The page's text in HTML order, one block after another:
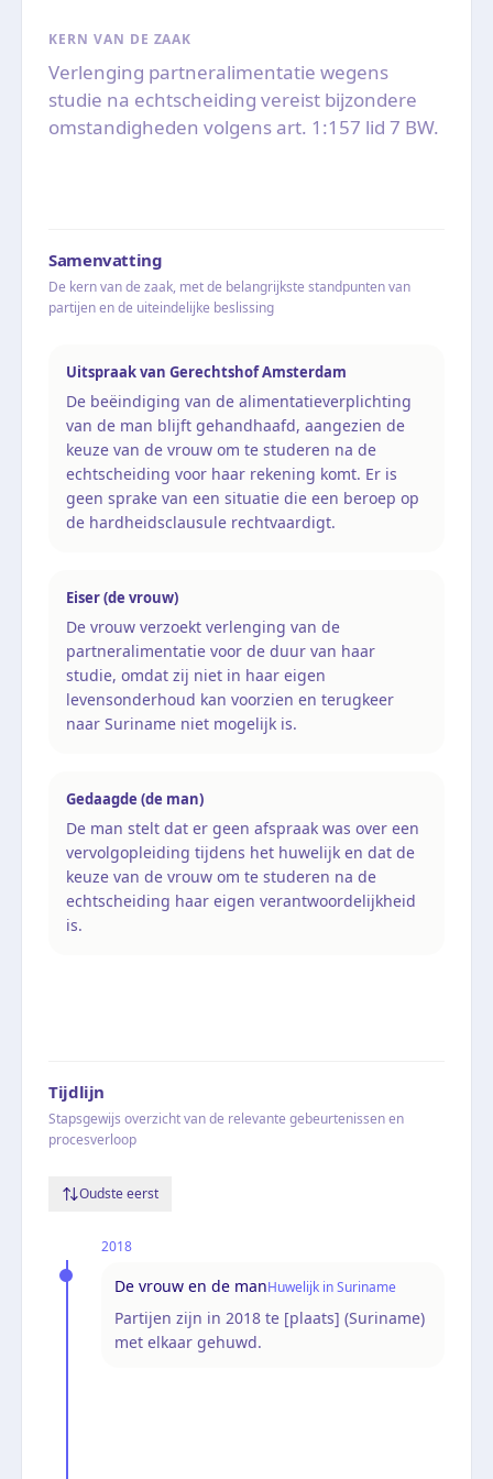
KERN VAN DE ZAAK
Verlenging partneralimentatie wegens
studie na echtscheiding vereist bijzondere
omstandigheden volgens art. 1:157 lid 7 BW.
Samenvatting
De kern van de zaak, met de belangrijkste standpunten van
partijen en de uiteindelijke beslissing
Uitspraak van Gerechtshof Amsterdam
De beëindiging van de alimentatieverplichting
van de man blijft gehandhaafd, aangezien de
keuze van de vrouw om te studeren na de
echtscheiding voor haar rekening komt. Er is
geen sprake van een situatie die een beroep op
de hardheidsclausule rechtvaardigt.
Eiser (de vrouw)
De vrouw verzoekt verlenging van de
partneralimentatie voor de duur van haar
studie, omdat zij niet in haar eigen
levensonderhoud kan voorzien en terugkeer
naar Suriname niet mogelijk is.
Gedaagde (de man)
De man stelt dat er geen afspraak was over een
vervolgopleiding tijdens het huwelijk en dat de
keuze van de vrouw om te studeren na de
echtscheiding haar eigen verantwoordelijkheid
is.
Tijdlijn
Stapsgewijs overzicht van de relevante gebeurtenissen en
procesverloop
Oudste eerst
2018
De vrouw en de manHuwelijk in Suriname
Partijen zijn in 2018 te [plaats] (Suriname)
met elkaar gehuwd.